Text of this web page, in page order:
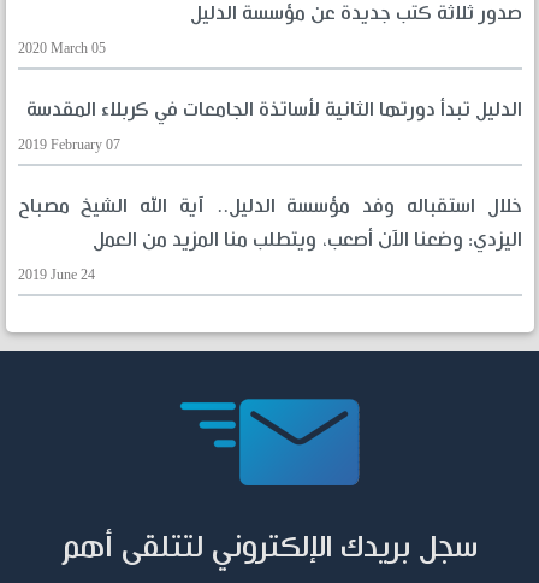
صدور ثلاثة كتب جديدة عن مؤسسة الدليل
2020 March 05
الدليل تبدأ دورتها الثانية لأساتذة الجامعات في كربلاء المقدسة
2019 February 07
خلال استقباله وفد مؤسسة الدليل.. آية الله الشيخ مصباح
اليزدي: وضعنا الآن أصعب، ويتطلب منا المزيد من العمل
2019 June 24
سجل بريدك الإلكتروني لتتلقى أهم